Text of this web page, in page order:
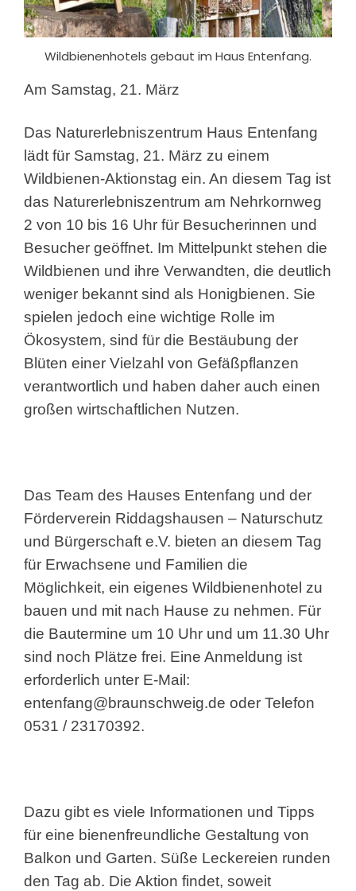
Wildbienenhotels gebaut im Haus Entenfang.
Am Samstag, 21. März
Das Naturerlebniszentrum Haus Entenfang
lädt für Samstag, 21. März zu einem
Wildbienen-Aktionstag ein. An diesem Tag ist
das Naturerlebniszentrum am Nehrkornweg
2 von 10 bis 16 Uhr für Besucherinnen und
Besucher geöffnet. Im Mittelpunkt stehen die
Wildbienen und ihre Verwandten, die deutlich
weniger bekannt sind als Honigbienen. Sie
spielen jedoch eine wichtige Rolle im
Ökosystem, sind für die Bestäubung der
Blüten einer Vielzahl von Gefäßpflanzen
verantwortlich und haben daher auch einen
großen wirtschaftlichen Nutzen.
Das Team des Hauses Entenfang und der
Förderverein Riddagshausen – Naturschutz
und Bürgerschaft e.V. bieten an diesem Tag
für Erwachsene und Familien die
Möglichkeit, ein eigenes Wildbienenhotel zu
bauen und mit nach Hause zu nehmen. Für
die Bautermine um 10 Uhr und um 11.30 Uhr
sind noch Plätze frei. Eine Anmeldung ist
erforderlich unter E-Mail:
entenfang@braunschweig.de oder Telefon
0531 / 23170392.
Dazu gibt es viele Informationen und Tipps
für eine bienenfreundliche Gestaltung von
Balkon und Garten. Süße Leckereien runden
den Tag ab. Die Aktion findet, soweit